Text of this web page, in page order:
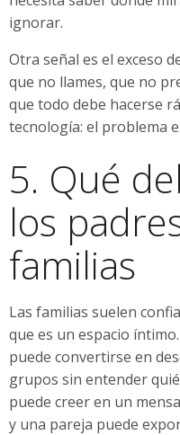
ignorar.
Otra señal es el exceso
que no llames, que no
que todo debe hacerse
tecnología: el problema
5. Qué
los
familias
Las familias suelen
que es un espacio
puede convertirse en
grupos sin entender
puede creer en un
y una pareja puede